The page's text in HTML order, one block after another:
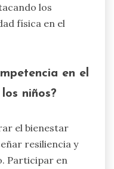
los
física en el
en el
niños?
el bienestar
resiliencia y
Participar en